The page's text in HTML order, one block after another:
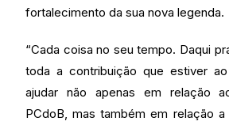
fortalecimento da sua nova legenda.
“Cada coisa no seu tempo. Daqui
toda a contribuição que estiver
ajudar não apenas em relação
PCdoB, mas também em relação